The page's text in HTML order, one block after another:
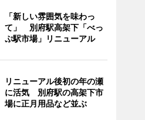
「新しい雰囲気を味わっ
て」 別府駅高架下「べっ
ぷ駅市場」リニューアル
リニューアル後初の年の瀬
に活気 別府駅の高架下市
場に正月用品など並ぶ